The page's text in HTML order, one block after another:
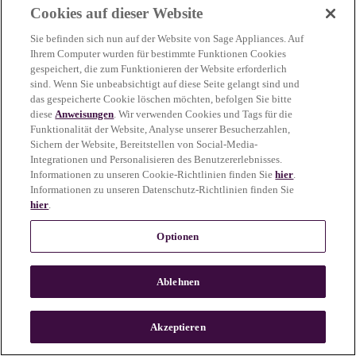
more information)
n
Cookies auf dieser Website
Sie befinden sich nun auf der Website von Sage Appliances. Auf
Ihrem Computer wurden für bestimmte Funktionen Cookies
gespeichert, die zum Funktionieren der Website erforderlich
sind. Wenn Sie unbeabsichtigt auf diese Seite gelangt sind und
das gespeicherte Cookie löschen möchten, befolgen Sie bitte
dieseAnweisungen. Wir verwenden Cookies und Tags für die
Funktionalität der Website, Analyse unserer Besucherzahlen,
Sichern der Website, Bereitstellen von Social-Media-
Integrationen und Personalisieren des Benutzererlebnisses.
Informationen zu unseren Cookie-Richtlinien finden Siehier.
Informationen zu unseren Datenschutz-Richtlinien finden Sie
hier.
Optionen
Ablehnen
Akzeptieren